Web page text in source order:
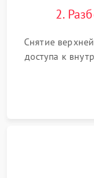
2.
Снятие
доступа к